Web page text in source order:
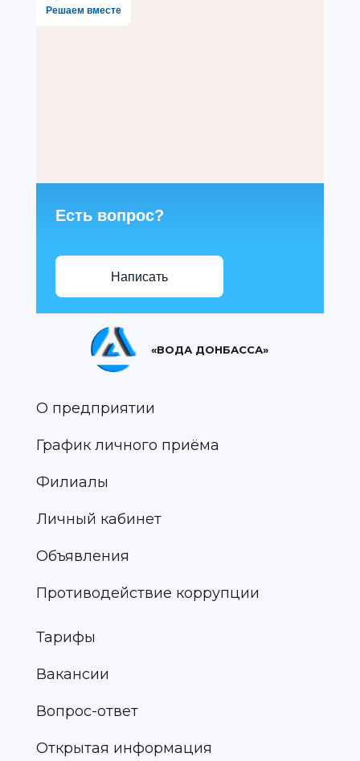
Решаем вместе
Есть вопрос?
Написать
«ВОДА ДОНБАССА»
О предприятии
График личного приёма
Филиалы
Личный кабинет
Объявления
Противодействие коррупции
Тарифы
Вакансии
Вопрос-ответ
Открытая информация